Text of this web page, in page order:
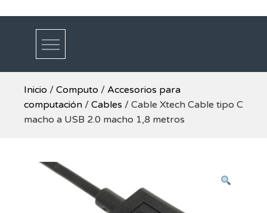
Más Stock
Inicio / Computo / Accesorios para
computación / Cables / Cable Xtech Cable tipo C
macho a USB 2.0 macho 1,8 metros